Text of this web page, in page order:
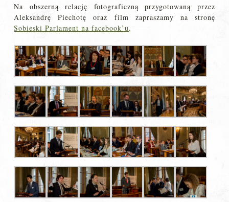
Na obszerną relację fotograficzną przygotowaną przez
Aleksandrę Piechotę oraz film zapraszamy na stronę
Sobieski Parlament na facebook’u.